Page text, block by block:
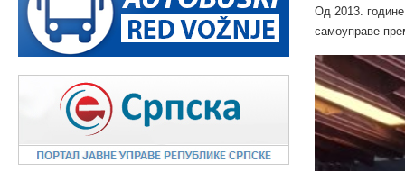
Од 2013. године
самоуправе